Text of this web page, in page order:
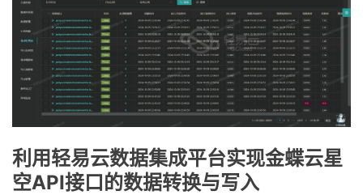
利用轻易云数据集成平台实现金蝶云星
空API接口的数据转换与写入